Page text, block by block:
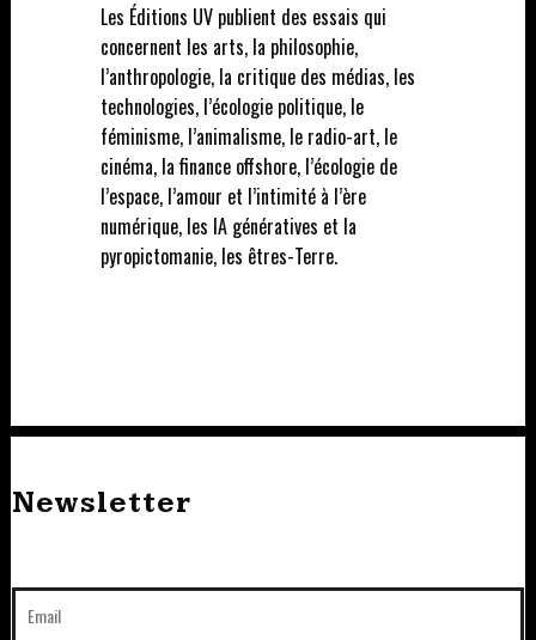
Les Éditions UV publient des essais qui
concernent les arts, la philosophie,
l’anthropologie, la critique des médias, les
technologies, l’écologie politique, le
féminisme, l’animalisme, le radio-art, le
cinéma, la finance offshore, l’écologie de
l’espace, l’amour et l’intimité à l’ère
numérique, les IA génératives et la
pyropictomanie, les êtres-Terre.
Newsletter